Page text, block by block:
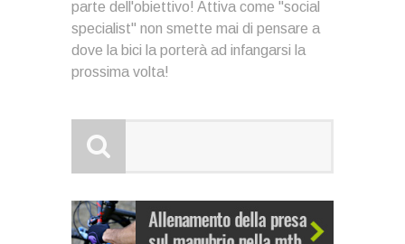
parte dell'obiettivo! Attiva come "social
specialist" non smette mai di pensare a
dove la bici la porterà ad infangarsi la
prossima volta!